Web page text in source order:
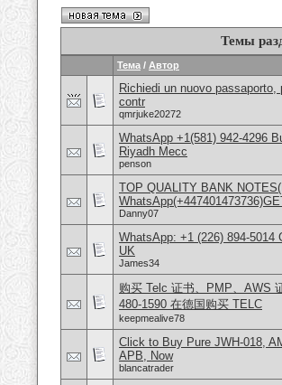
Темы
Тема / Автор
Richiedi un nuovo
contr
qmrjuke20272
WhatsApp +1(581) 942-4296
Riyadh Mecc
penson
TOP QUALITY BANK
Danny07
WhatsApp: +1 (226) 894-
UK
James34
购买 Telc 证书、PMP、AWS
480-1590 在德国购买 TELC
keepmealive78
Click to Buy Pure JWH-018,
APB, Now
blancatrader